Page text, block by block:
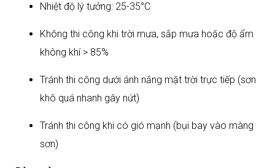
Nhiệt độ lý tưởng: 25-35°C
Không thi công khi trời mưa, sắp mưa hoặc độ ẩm
không khí > 85%
Tránh thi công dưới ánh nắng mặt trời trực tiếp (sơn
khô quá nhanh gây nứt)
Tránh thi công khi có gió mạnh (bụi bay vào màng
sơn)​